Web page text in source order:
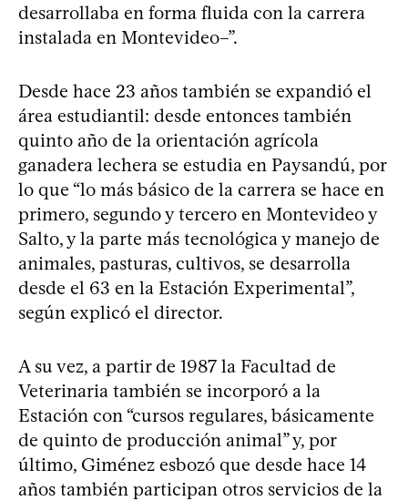
desarrollaba en forma fluida con la carrera
instalada en Montevideo–”.
Desde hace 23 años también se expandió el
área estudiantil: desde entonces también
quinto año de la orientación agrícola
ganadera lechera se estudia en Paysandú, por
lo que “lo más básico de la carrera se hace en
primero, segundo y tercero en Montevideo y
Salto, y la parte más tecnológica y manejo de
animales, pasturas, cultivos, se desarrolla
desde el 63 en la Estación Experimental”,
según explicó el director.
A su vez, a partir de 1987 la Facultad de
Veterinaria también se incorporó a la
Estación con “cursos regulares, básicamente
de quinto de producción animal” y, por
último, Giménez esbozó que desde hace 14
años también participan otros servicios de la